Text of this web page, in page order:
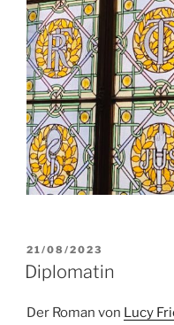
POSTED
ON
21/08/2023
Diplomatin
Der Roman von Lucy